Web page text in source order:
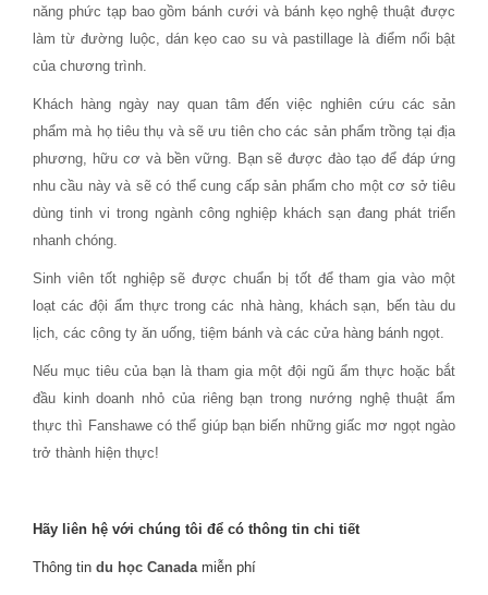
năng phức tạp bao gồm bánh cưới và bánh kẹo nghệ thuật được
làm từ đường luộc, dán kẹo cao su và pastillage là điểm nổi bật
của chương trình.
Khách hàng ngày nay quan tâm đến việc nghiên cứu các sản
phẩm mà họ tiêu thụ và sẽ ưu tiên cho các sản phẩm trồng tại địa
phương, hữu cơ và bền vững. Bạn sẽ được đào tạo để đáp ứng
nhu cầu này và sẽ có thể cung cấp sản phẩm cho một cơ sở tiêu
dùng tinh vi trong ngành công nghiệp khách sạn đang phát triển
nhanh chóng.
Sinh viên tốt nghiệp sẽ được chuẩn bị tốt để tham gia vào một
loạt các đội ẩm thực trong các nhà hàng, khách sạn, bến tàu du
lịch, các công ty ăn uống, tiệm bánh và các cửa hàng bánh ngọt.
Nếu mục tiêu của bạn là tham gia một đội ngũ ẩm ​​thực hoặc bắt
đầu kinh doanh nhỏ của riêng bạn trong nướng nghệ thuật ẩm
thực thì Fanshawe có thể giúp bạn biến những giấc mơ ngọt ngào
trở thành hiện thực!
Hãy liên hệ với chúng tôi để có thông tin chi tiết
Thông tin du học Canada miễn phí